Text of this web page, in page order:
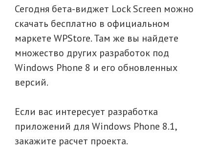
Сегодня бета-виджет Lock Screen можно
скачать бесплатно в официальном
маркете WPStore. Там же вы найдете
множество других разработок под
Windows Phone 8 и его обновленных
версий.
Если вас интересует разработка
приложений для Windows Phone 8.1,
закажите расчет проекта.